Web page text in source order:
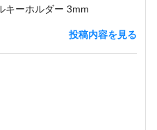
キーホルダー 3mm
投稿内容を見る